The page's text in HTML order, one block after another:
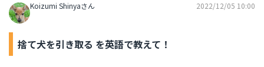
Koizumi Shinyaさん 2022/12/05 10:00
捨て犬を引き取る を英語で教えて！